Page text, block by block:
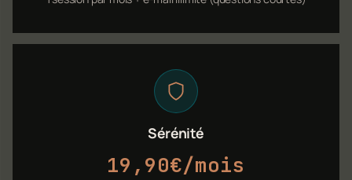
Sérénité
19,90€/mois